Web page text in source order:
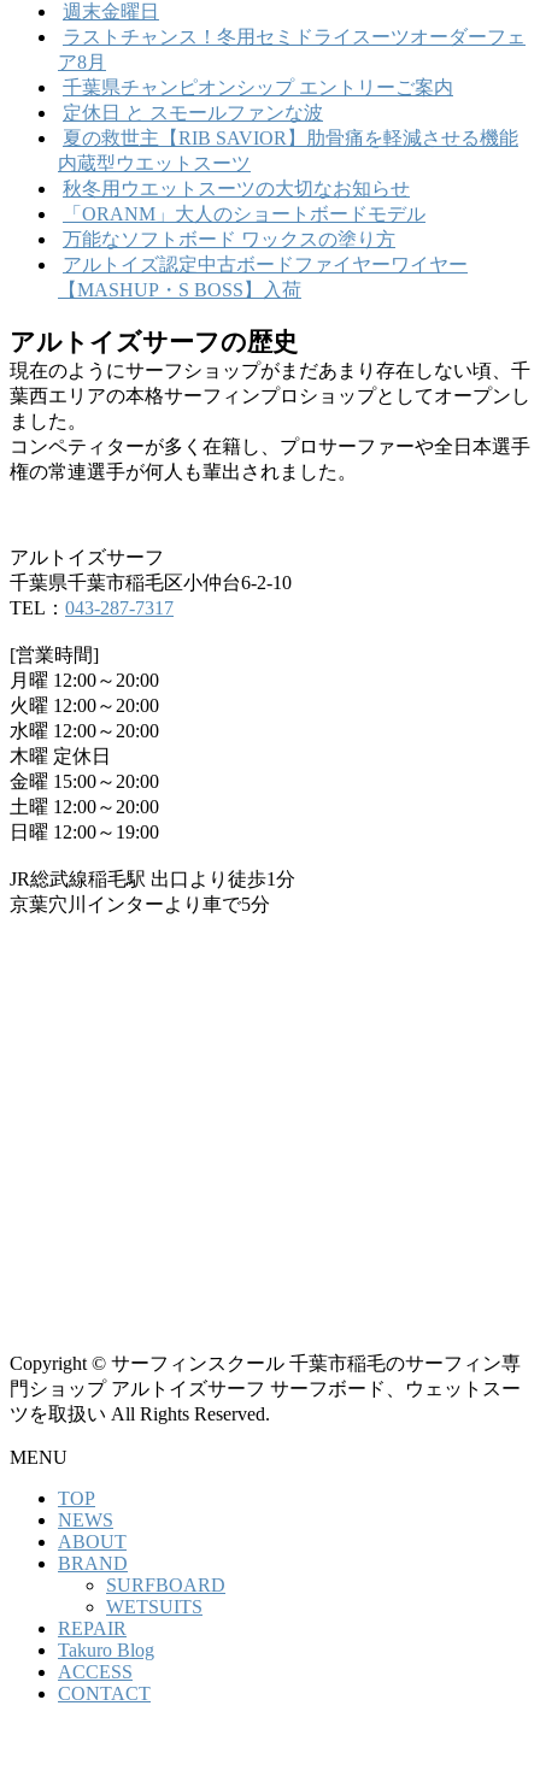
週末金曜日
ラストチャンス！冬用セミドライスーツオーダーフェ
ア8月
千葉県チャンピオンシップ エントリーご案内
定休日 と スモールファンな波
夏の救世主【RIB SAVIOR】肋骨痛を軽減させる機能
内蔵型ウエットスーツ
秋冬用ウエットスーツの大切なお知らせ
「ORANM」大人のショートボードモデル
万能なソフトボード ワックスの塗り方
アルトイズ認定中古ボードファイヤーワイヤー
【MASHUP・S BOSS】入荷
アルトイズサーフの歴史
現在のようにサーフショップがまだあまり存在しない頃、千
葉西エリアの本格サーフィンプロショップとしてオープンし
ました。
コンペティターが多く在籍し、プロサーファーや全日本選手
権の常連選手が何人も輩出されました。
アルトイズサーフ
千葉県千葉市稲毛区小仲台6-2-10
TEL： 043-287-7317
[営業時間]
月曜 12:00～20:00
火曜 12:00～20:00
水曜 12:00～20:00
木曜 定休日
金曜 15:00～20:00
土曜 12:00～20:00
日曜 12:00～19:00
JR総武線稲毛駅 出口より徒歩1分
京葉穴川インターより車で5分
Copyright © サーフィンスクール 千葉市稲毛のサーフィン専
門ショップ アルトイズサーフ サーフボード、ウェットスー
ツを取扱い All Rights Reserved.
MENU
TOP
NEWS
ABOUT
BRAND
SURFBOARD
WETSUITS
REPAIR
Takuro Blog
ACCESS
CONTACT